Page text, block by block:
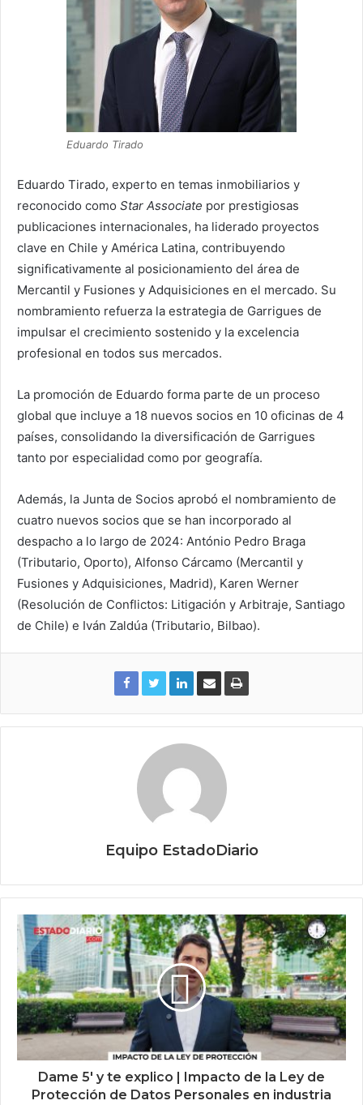
Eduardo Tirado
Eduardo Tirado, experto en temas inmobiliarios y
reconocido como Star Associate por prestigiosas
publicaciones internacionales, ha liderado proyectos
clave en Chile y América Latina, contribuyendo
significativamente al posicionamiento del área de
Mercantil y Fusiones y Adquisiciones en el mercado. Su
nombramiento refuerza la estrategia de Garrigues de
impulsar el crecimiento sostenido y la excelencia
profesional en todos sus mercados.
La promoción de Eduardo forma parte de un proceso
global que incluye a 18 nuevos socios en 10 oficinas de 4
países, consolidando la diversificación de Garrigues
tanto por especialidad como por geografía.
Además, la Junta de Socios aprobó el nombramiento de
cuatro nuevos socios que se han incorporado al
despacho a lo largo de 2024: António Pedro Braga
(Tributario, Oporto), Alfonso Cárcamo (Mercantil y
Fusiones y Adquisiciones, Madrid), Karen Werner
(Resolución de Conflictos: Litigación y Arbitraje, Santiago
de Chile) e Iván Zaldúa (Tributario, Bilbao).
Equipo EstadoDiario
Dame 5' y te explico | Impacto de la Ley de
Protección de Datos Personales en industria